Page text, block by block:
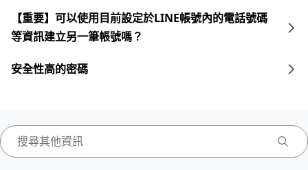
【重要】可以使用目前設定於LINE帳號內的電話號碼
等資訊建立另一筆帳號嗎？
安全性高的密碼